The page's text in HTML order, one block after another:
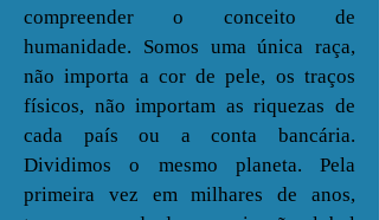
compreender o conceito de
humanidade. Somos uma única raça,
não importa a cor de pele, os traços
físicos, não importam as riquezas de
cada país ou a conta bancária.
Dividimos o mesmo planeta. Pela
primeira vez em milhares de anos,